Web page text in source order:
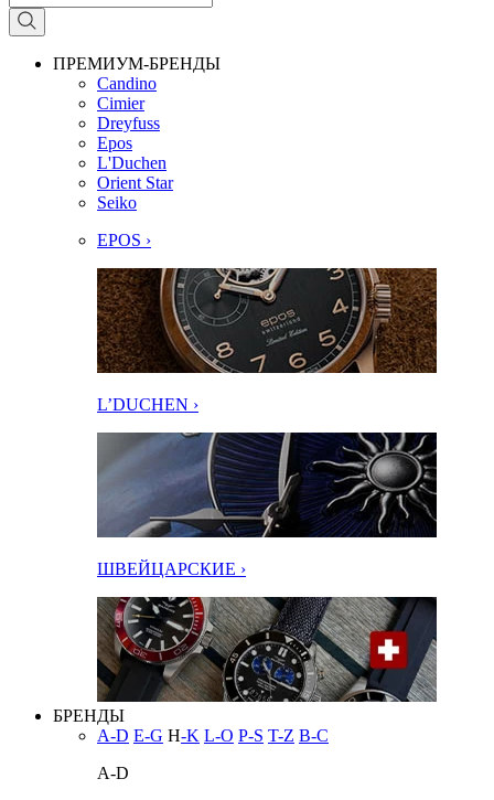
ПРЕМИУМ-БРЕНДЫ
Candino
Cimier
Dreyfuss
Epos
L'Duchen
Orient Star
Seiko
EPOS ›
L’DUCHEN ›
ШВЕЙЦАРСКИЕ ›
БРЕНДЫ
A-D E-G H-K L-O P-S T-Z В-С
A-D